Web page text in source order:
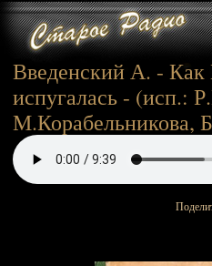
Введенский А. -
испугалась - (исп.:
М.Корабельникова,